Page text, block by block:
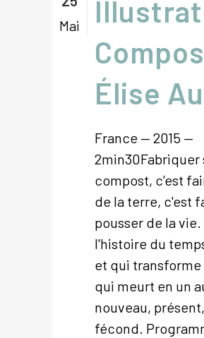
Mai
Élise
France — 2015 —
2min30Fabriquer
compost, c’est
de la terre, c'est
pousser de la vie.
l'histoire du
et qui
qui meurt en un
nouveau,
fécond.